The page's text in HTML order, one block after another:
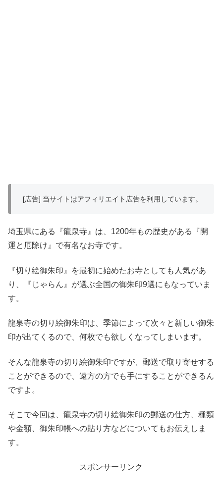
[広告] 当サイトはアフィリエイト広告を利用しています。
埼玉県にある『龍泉寺』は、1200年もの歴史がある『開
運と厄除け』で有名なお寺です。
『切り絵御朱印』を最初に始めたお寺としても人気があ
り、『じゃらん』が選ぶ全国の御朱印9選にもなっていま
す。
龍泉寺の切り絵御朱印は、季節によって次々と新しい御朱
印が出てくるので、何枚でも欲しくなってしまいます。
そんな龍泉寺の切り絵御朱印ですが、郵送で取り寄せする
ことができるので、遠方の方でも手にすることができるん
ですよ。
そこで今回は、龍泉寺の切り絵御朱印の郵送の仕方、種類
や金額、御朱印帳への貼り方などについてもお伝えしま
す。
スポンサーリンク